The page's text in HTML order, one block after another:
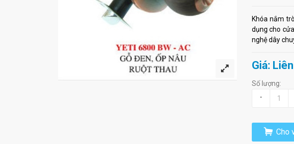
Khóa nắm
dụng cho
nghệ dây
Giá:
Số lượng:
-
Cho